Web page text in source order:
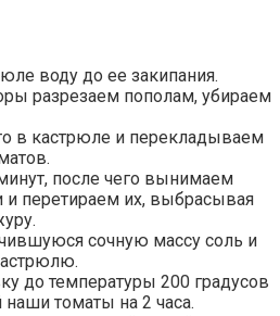
воду до ее закипания.
разрезаем пополам, убираем
в кастрюле и перекладываем
после чего вынимаем
и перетираем их, выбрасывая
сочную массу соль и
до температуры 200 градусов
томаты на 2 часа.